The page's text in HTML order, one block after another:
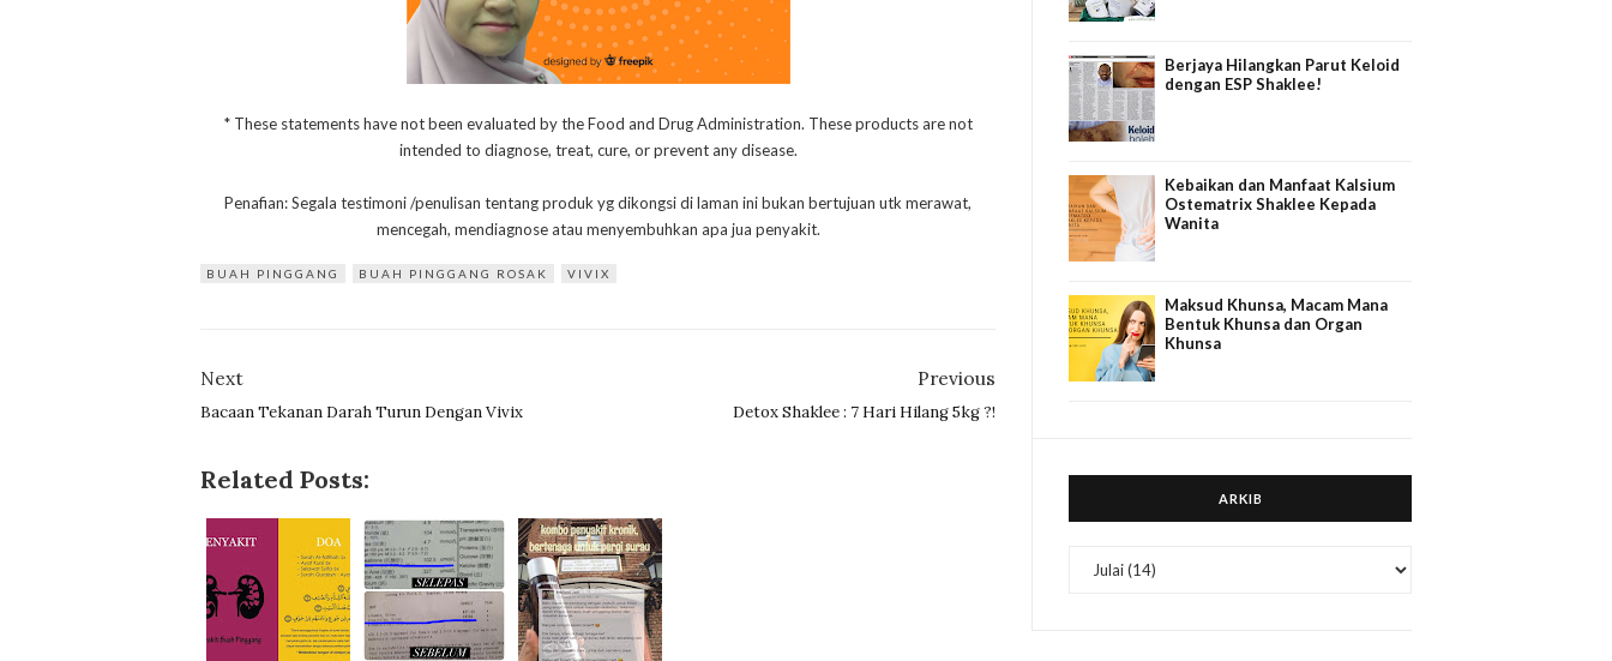
* These statements have not been evaluated by the Food and Drug Administration. These products are not
intended to diagnose, treat, cure, or prevent any disease.
Penafian: Segala testimoni /penulisan tentang produk yg dikongsi di laman ini bukan bertujuan utk merawat,
mencegah, mendiagnose atau menyembuhkan apa jua penyakit.
BUAH PINGGANG BUAH PINGGANG ROSAK VIVIX
Next
Bacaan Tekanan Darah Turun Dengan Vivix
Previous
Detox Shaklee : 7 Hari Hilang 5kg ?!
Related Posts:
Berjaya Hilangkan Parut Keloid
dengan ESP Shaklee!
Kebaikan dan Manfaat Kalsium
Ostematrix Shaklee Kepada
Wanita
Maksud Khunsa, Macam Mana
Bentuk Khunsa dan Organ
Khunsa
ARKIB